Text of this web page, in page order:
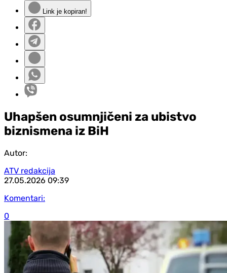
Link je kopiran!
Uhapšen osumnjičeni za ubistvo
biznismena iz BiH
Autor:
ATV redakcija
27.05.2026 09:39
Komentari:
0